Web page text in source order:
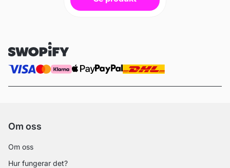
Om oss
Om oss
Hur fungerar det?